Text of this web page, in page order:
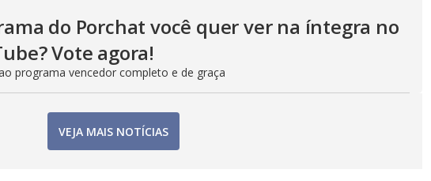
do Porchat você quer ver na íntegra no
Vote agora!
programa vencedor completo e de graça
VEJA MAIS NOTÍCIAS